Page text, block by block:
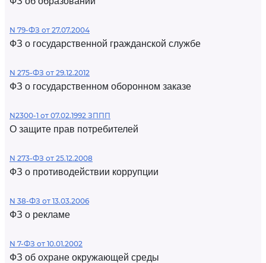
N 79-ФЗ от 27.07.2004
ФЗ о государственной гражданской службе
N 275-ФЗ от 29.12.2012
ФЗ о государственном оборонном заказе
N2300-1 от 07.02.1992 ЗППП
О защите прав потребителей
N 273-ФЗ от 25.12.2008
ФЗ о противодействии коррупции
N 38-ФЗ от 13.03.2006
ФЗ о рекламе
N 7-ФЗ от 10.01.2002
ФЗ об охране окружающей среды